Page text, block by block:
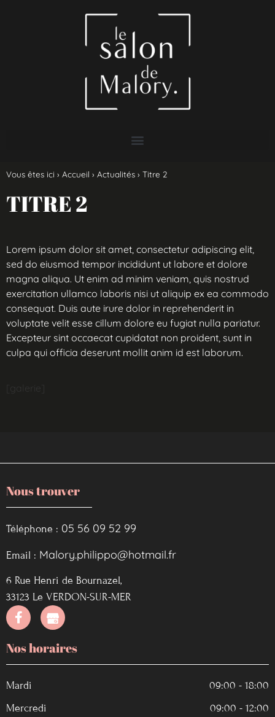
Vous êtes ici › Accueil › Actualités › Titre 2
TITRE 2
Lorem ipsum dolor sit amet, consectetur adipiscing elit,
sed do eiusmod tempor incididunt ut labore et dolore
magna aliqua. Ut enim ad minim veniam, quis nostrud
exercitation ullamco laboris nisi ut aliquip ex ea commodo
consequat. Duis aute irure dolor in reprehenderit in
voluptate velit esse cillum dolore eu fugiat nulla pariatur.
Excepteur sint occaecat cupidatat non proident, sunt in
culpa qui officia deserunt mollit anim id est laborum.
[galerie]
Nous trouver
Téléphone : 05 56 09 52 99
Email : Malory.philippo@hotmail.fr
6 Rue Henri de Bournazel,
33123 Le VERDON-SUR-MER
Nos horaires
Mardi
09:00 - 18:00
Mercredi
09:00 - 12:00